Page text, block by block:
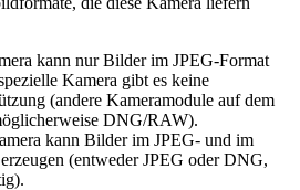
kann nur Bilder im JPEG-Format
Kamera gibt es keine
(andere Kameramodule auf dem
DNG/RAW).
kann Bilder im JPEG- und im
(entweder JPEG oder DNG,